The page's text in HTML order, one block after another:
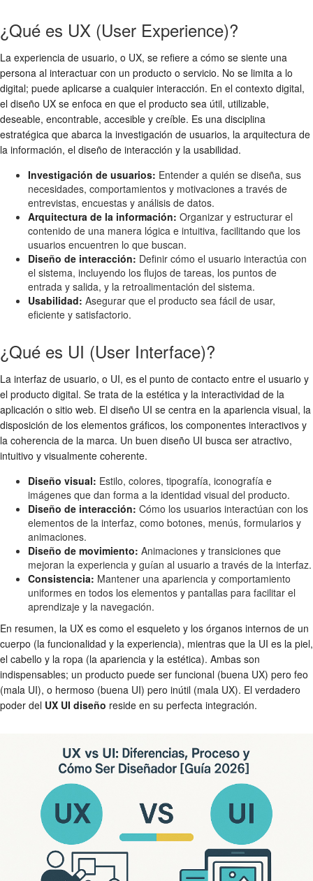
¿Qué es UX (User Experience)?
La experiencia de usuario, o UX, se refiere a cómo se siente una
persona al interactuar con un producto o servicio. No se limita a lo
digital; puede aplicarse a cualquier interacción. En el contexto digital,
el diseño UX se enfoca en que el producto sea útil, utilizable,
deseable, encontrable, accesible y creíble. Es una disciplina
estratégica que abarca la investigación de usuarios, la arquitectura de
la información, el diseño de interacción y la usabilidad.
Investigación de usuarios: Entender a quién se diseña, sus
necesidades, comportamientos y motivaciones a través de
entrevistas, encuestas y análisis de datos.
Arquitectura de la información: Organizar y estructurar el
contenido de una manera lógica e intuitiva, facilitando que los
usuarios encuentren lo que buscan.
Diseño de interacción: Definir cómo el usuario interactúa con
el sistema, incluyendo los flujos de tareas, los puntos de
entrada y salida, y la retroalimentación del sistema.
Usabilidad: Asegurar que el producto sea fácil de usar,
eficiente y satisfactorio.
¿Qué es UI (User Interface)?
La interfaz de usuario, o UI, es el punto de contacto entre el usuario y
el producto digital. Se trata de la estética y la interactividad de la
aplicación o sitio web. El diseño UI se centra en la apariencia visual, la
disposición de los elementos gráficos, los componentes interactivos y
la coherencia de la marca. Un buen diseño UI busca ser atractivo,
intuitivo y visualmente coherente.
Diseño visual: Estilo, colores, tipografía, iconografía e
imágenes que dan forma a la identidad visual del producto.
Diseño de interacción: Cómo los usuarios interactúan con los
elementos de la interfaz, como botones, menús, formularios y
animaciones.
Diseño de movimiento: Animaciones y transiciones que
mejoran la experiencia y guían al usuario a través de la interfaz.
Consistencia: Mantener una apariencia y comportamiento
uniformes en todos los elementos y pantallas para facilitar el
aprendizaje y la navegación.
En resumen, la UX es como el esqueleto y los órganos internos de un
cuerpo (la funcionalidad y la experiencia), mientras que la UI es la piel,
el cabello y la ropa (la apariencia y la estética). Ambas son
indispensables; un producto puede ser funcional (buena UX) pero feo
(mala UI), o hermoso (buena UI) pero inútil (mala UX). El verdadero
poder del UX UI diseño reside en su perfecta integración.